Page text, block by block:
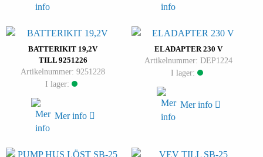
BATTERIKIT 19,2V
TILL 9251226
Artikelnummer: 9251228
I lager:
Mer info
ELADAPTER 230 V
Artikelnummer: DEP1224
I lager:
Mer info